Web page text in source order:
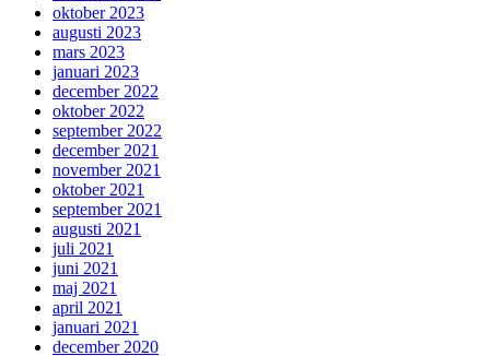
oktober 2023
augusti 2023
mars 2023
januari 2023
december 2022
oktober 2022
september 2022
december 2021
november 2021
oktober 2021
september 2021
augusti 2021
juli 2021
juni 2021
maj 2021
april 2021
januari 2021
december 2020